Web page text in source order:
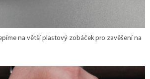
na větší plastový zobáček pro zavěšení na